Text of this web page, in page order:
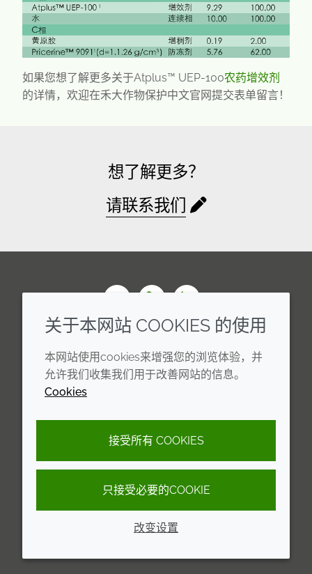
如果您想了解更多关于Atplus™ UEP-100农药增效剂
的详情，欢迎在禾大作物保护中文官网提交表单留言！
想了解更多？
请联系我们
企业
年度报告
可持续发展报告
禾大集团
法律信息
条款和条件
隐私政策
可访问性声明
© 2026 Croda International Plc
沪ICP备2020025271号-13
关于本网站 COOKIES 的使用
本网站使用cookies来增强您的浏览体验，并
允许我们收集我们用于改善网站的信息。
Cookies
接受所有 COOKIES
只接受必要的COOKIE
改变设置